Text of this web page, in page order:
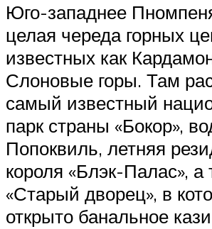
Юго-западнее
целая череда горных
известных как
Слоновые горы. Там
самый известный
парк страны «Бокор»,
Попоквиль, летняя
короля «Блэк-Палас», а
«Старый дворец», в
открыто банальное